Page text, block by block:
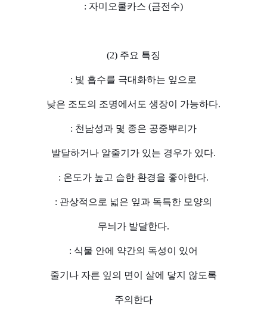
: 자미오쿨카스 (금전수)
(2) 주요 특징
: 빛 흡수를 극대화하는 잎으로
낮은 조도의 조명에서도 생장이 가능하다.
: 천남성과 몇 종은 공중뿌리가
발달하거나 알줄기가 있는 경우가 있다.
: 온도가 높고 습한 환경을 좋아한다.
: 관상적으로 넓은 잎과 독특한 모양의
무늬가 발달한다.
: 식물 안에 약간의 독성이 있어
줄기나 자른 잎의 면이 살에 닿지 않도록
주의한다